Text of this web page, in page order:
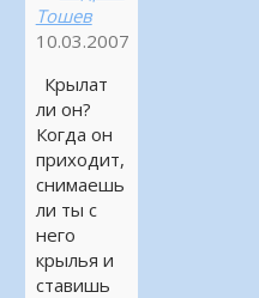
Тошев
10.03.2007
Крылат
ли он?
Когда он
приходит,
снимаешь
ли ты с
него
крылья и
ставишь